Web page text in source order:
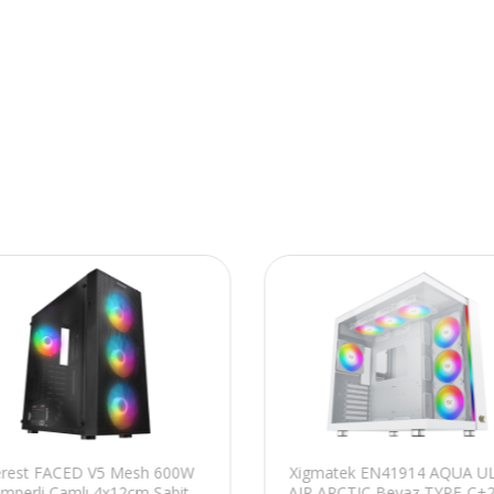
FACED V5 Mesh 600W
Xigmatek EN41914 AQUA